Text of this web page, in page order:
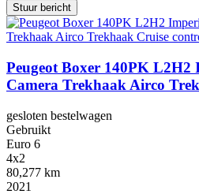
Stuur bericht
Peugeot Boxer 140PK L2H2
Camera Trekhaak Airco
gesloten bestelwagen
Gebruikt
Euro 6
4x2
80,277 km
2021